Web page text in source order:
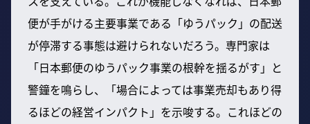
便が手がける主要事業である「ゆうパック」の配送
が停滞する事態は避けられないだろう。専門家は
「日本郵便のゆうパック事業の根幹を揺るがす」と
警鐘を鳴らし、「場合によっては事業売却もあり得
るほどの経営インパクト」を示唆する。これほどの